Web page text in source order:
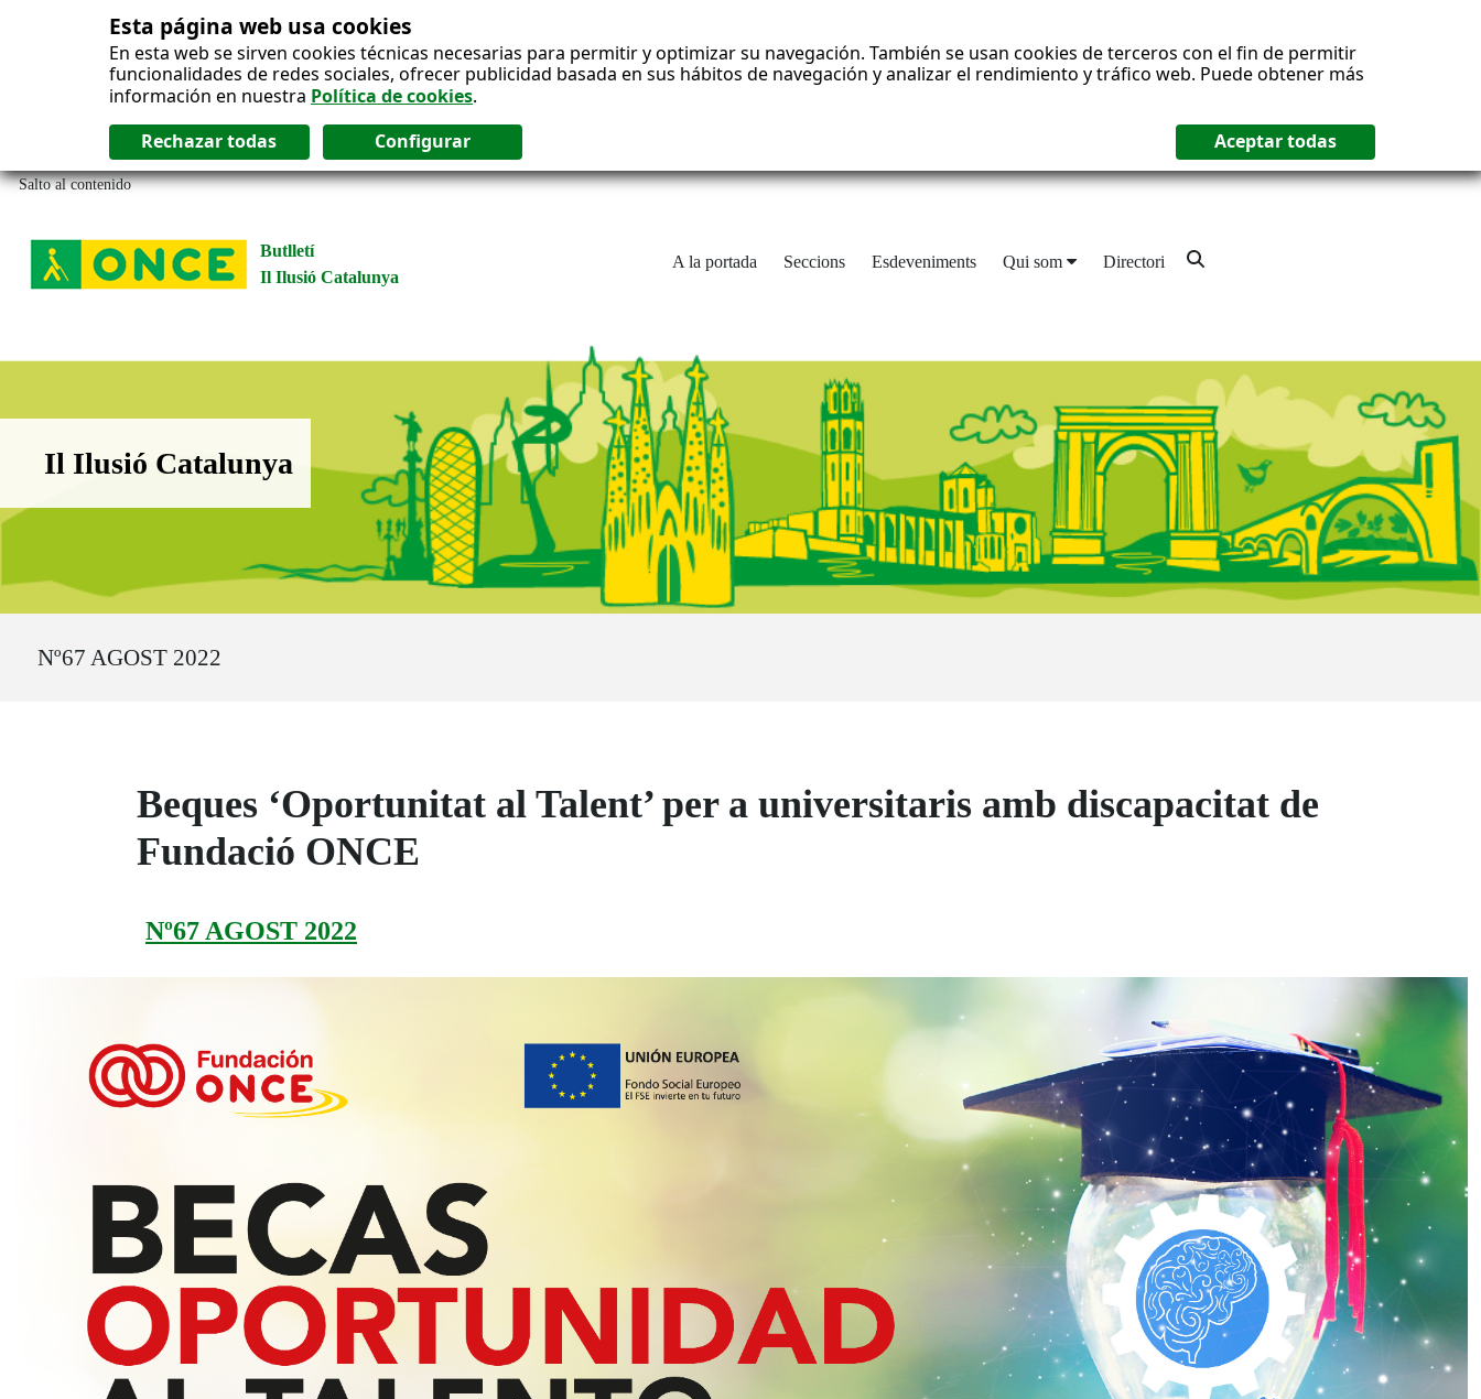
Esta página web usa cookies
En esta web se sirven cookies técnicas necesarias para permitir y optimizar su navegación. También se usan cookies de terceros con el fin de permitir
funcionalidades de redes sociales, ofrecer publicidad basada en sus hábitos de navegación y analizar el rendimiento y tráfico web. Puede obtener más
información en nuestra Política de cookies.
Salto al contenido
Butlletí
Il Ilusió Catalunya
A la portada Seccions Esdeveniments Qui som Directori
Boletín Il·lusió Catalunya
Il Ilusió Catalunya
Nº67 AGOST 2022
Beques ‘Oportunitat al Talent’ per a universitaris amb discapacitat de
Fundació ONCE
Nº67 AGOST 2022